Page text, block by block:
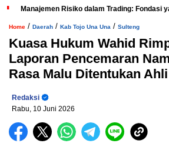
Manajemen Risiko dalam Trading: Fondasi
Home / Daerah / Kab Tojo Una Una / Sulteng
Kuasa Hukum Wahid
Laporan Pencemaran
Rasa Malu Ditentukan
Redaksi
Rabu, 10 Juni 2026